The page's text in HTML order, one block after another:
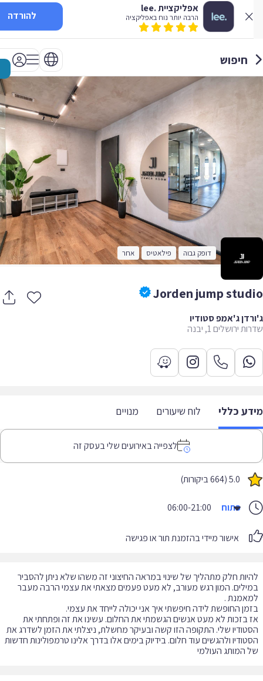
אפליקציית .lee
הרבה יותר נוח באפליקציה להורדה
חיפוש
דופק גבוה פילאטיס אחר
Jorden jump
ג'אמפ סטודיו
ירושלים 1, יבנה
כללי לוח שיעורים מנויים
לצפייה באירועים שלי בעסק זה
5.0 (664 ביקורות)
פתוח 06:00-21:00
אישור מיידי בהזמנת תור או פגישה
חלק מתהליך של שינוי במראה החיצוני זה משהו שלא ניתן להסביר
המון רגש מעורב, לא מעט פעמים מצאתי את עצמי הרבה מעבר
בזכות לא מעט אנשים הגשמתי את החלום. עשינו את זה ופתחתי את
שלי. התקופה הזו קשה ובעיקר מחשלת, ניצלתי את הזמן לשדרג את
ולהגשים עוד חלום. בידיוק בימים אלו בדרך אלינו טרמפולינות חדשות
המותג העולמי